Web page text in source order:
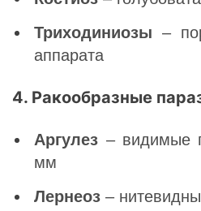
Триходиниозы –
аппарата
4. Ракообразные
Аргулез – видимые
мм
Лернеоз –